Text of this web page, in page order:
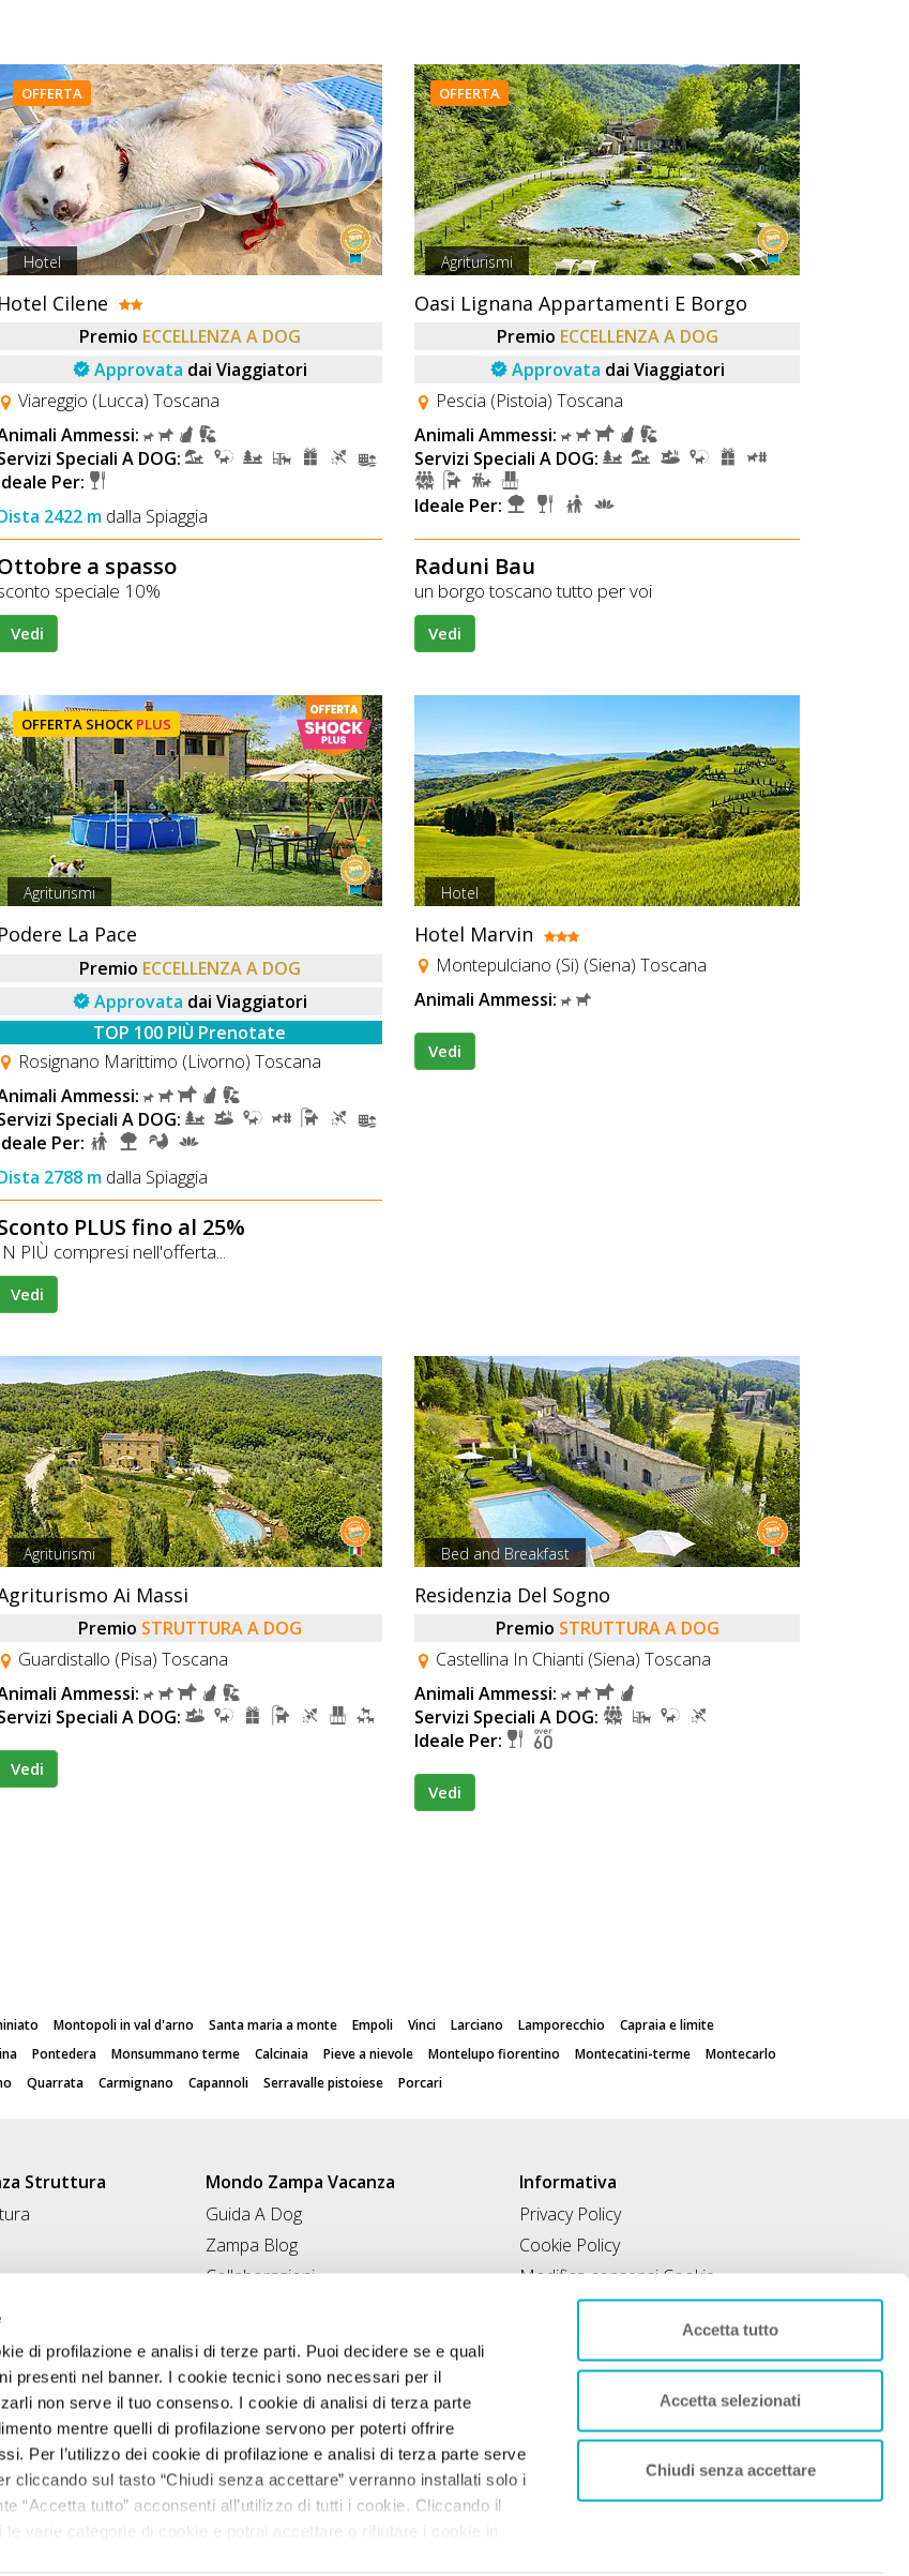
di profilazione e analisi di terze parti. Puoi decidere se e quali
presenti nel banner. I cookie tecnici sono necessari per il
non serve il tuo consenso. I cookie di analisi di terza parte
mentre quelli di profilazione servono per poterti offrire
Per l’utilizzo dei cookie di profilazione e analisi di terza parte serve
cliccando sul tasto “Chiudi senza accettare” verranno installati solo i
“Accetta tutto” acconsenti all’utilizzo di tutti i cookie. Cliccando il
le varie categorie di cookie e potrai accettare o rifiutare i cookie in
Accetta tutto
Accetta selezionati
Chiudi senza accettare
OFFERTA
Hotel
Hotel Cilene
Premio ECCELLENZA A DOG
Approvata dai Viaggiatori
Viareggio (Lucca) Toscana
Ammessi:
Speciali A DOG:
Per:
2422 m dalla Spiaggia
a spasso
speciale 10%
Vedi
OFFERTA
Agriturismi
Oasi Lignana Appartamenti E Borgo
Premio ECCELLENZA A DOG
Approvata dai Viaggiatori
Pescia (Pistoia) Toscana
Animali Ammessi:
Servizi Speciali A DOG:
Ideale Per:
Raduni Bau
un borgo toscano tutto per voi
Vedi
OFFERTA SHOCK PLUS
Agriturismi
Podere La Pace
Premio ECCELLENZA A DOG
Approvata dai Viaggiatori
TOP 100 PIÙ Prenotate
Rosignano Marittimo (Livorno) Toscana
Ammessi:
Speciali A DOG:
Per:
2788 m dalla Spiaggia
PLUS fino al 25%
IN PIÙ compresi nell'offerta...
Vedi
Hotel
Hotel Marvin
Montepulciano (Si) (Siena) Toscana
Animali Ammessi:
Vedi
Agriturismi
Ai Massi
Premio STRUTTURA A DOG
Guardistallo (Pisa) Toscana
Ammessi:
Speciali A DOG:
Vedi
Bed and Breakfast
Residenzia Del Sogno
Premio STRUTTURA A DOG
Castellina In Chianti (Siena) Toscana
Animali Ammessi:
Servizi Speciali A DOG:
Ideale Per:
Vedi
Montopoli in val d'arno Santa maria a monte Empoli Vinci Larciano Lamporecchio
Capraia e limite
Pontedera Monsummano terme Calcinaia Pieve a nievole Montelupo fiorentino Montecatini-terme
Montecarlo
Quarrata Carmignano Capannoli Serravalle pistoiese Porcari
Struttura
Mondo Zampa Vacanza
Guida A Dog
Zampa Blog
Collaborazioni
Informativa
Privacy Policy
Cookie Policy
Modifica consensi Cookie
Condizioni di utilizzo
Contratto di inclusione